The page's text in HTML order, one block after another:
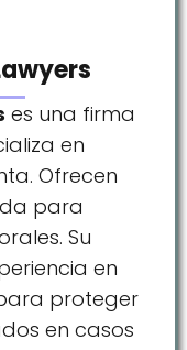
es una firma
en
Ofrecen
para
Su
en
proteger
en casos